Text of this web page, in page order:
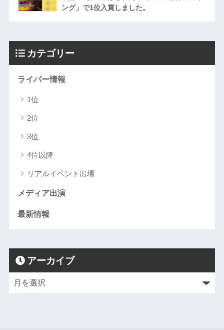
ング」で1位入賞しました。
カテゴリー
ライバー情報
1位
2位
3位
4位以降
リアルイベント出場
メディア出演
最新情報
アーカイブ